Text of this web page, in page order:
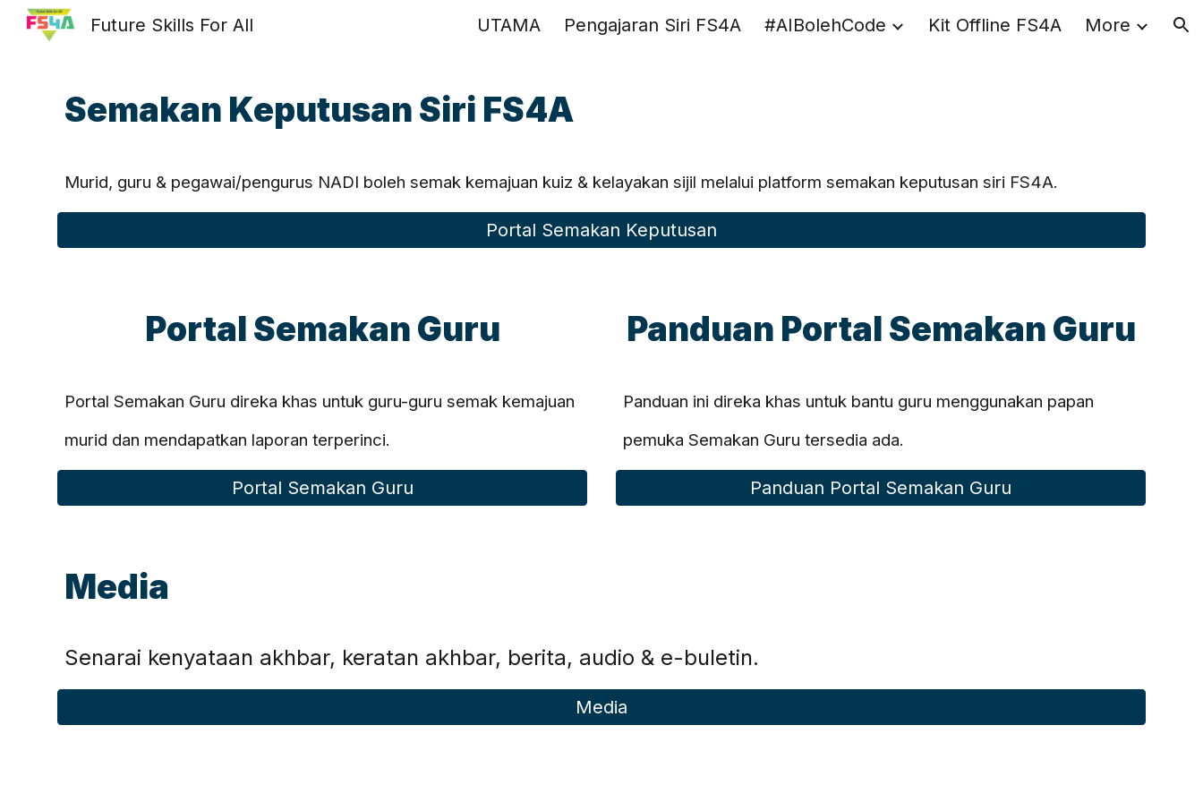
Skip to main content Skip to navigation
Future Skills For All UTAMA Pengajaran Siri FS4A #AIBolehCode Kit Offline FS4A More
Semakan Keputusan Siri FS4A
Murid, guru & pegawai/pengurus NADI boleh semak kemajuan kuiz & kelayakan sijil melalui platform semakan keputusan siri FS4A.
Portal Semakan Keputusan
Portal Semakan Guru
Portal Semakan Guru direka khas untuk guru-guru semak kemajuan
murid dan mendapatkan laporan terperinci.
Portal Semakan Guru
Panduan Portal Semakan Guru
Panduan ini direka khas untuk bantu guru menggunakan papan
pemuka Semakan Guru tersedia ada.
Panduan Portal Semakan Guru
Media
Senarai kenyataan akhbar, keratan akhbar, berita, audio & e-buletin.
Media